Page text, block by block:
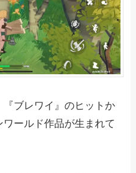
『ブレワイ』のヒットか
ールド作品が生まれて